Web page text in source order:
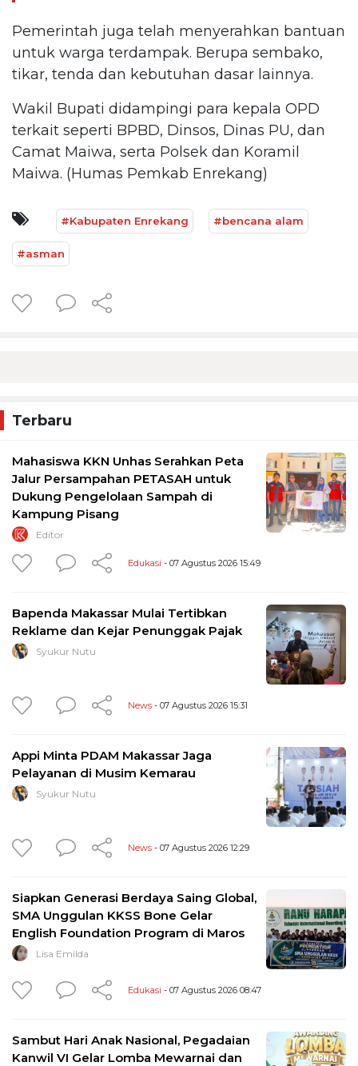
Pemerintah juga telah menyerahkan bantuan
untuk warga terdampak. Berupa sembako,
tikar, tenda dan kebutuhan dasar lainnya.
Wakil Bupati didampingi para kepala OPD
terkait seperti BPBD, Dinsos, Dinas PU, dan
Camat Maiwa, serta Polsek dan Koramil
Maiwa. (Humas Pemkab Enrekang)
#Kabupaten Enrekang #bencana alam
#asman
Terbaru
Mahasiswa KKN Unhas Serahkan Peta
Jalur Persampahan PETASAH untuk
Dukung Pengelolaan Sampah di
Kampung Pisang
Editor
Edukasi - 07 Agustus 2026 15:49
Bapenda Makassar Mulai Tertibkan
Reklame dan Kejar Penunggak Pajak
Syukur Nutu
News - 07 Agustus 2026 15:31
Appi Minta PDAM Makassar Jaga
Pelayanan di Musim Kemarau
Syukur Nutu
News - 07 Agustus 2026 12:29
Siapkan Generasi Berdaya Saing Global,
SMA Unggulan KKSS Bone Gelar
English Foundation Program di Maros
Lisa Emilda
Edukasi - 07 Agustus 2026 08:47
Sambut Hari Anak Nasional, Pegadaian
Kanwil VI Gelar Lomba Mewarnai dan